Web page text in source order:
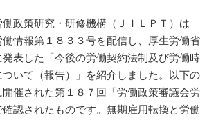
働政策研究・研修機構（ＪＩＬＰＴ）は
働情報第１８３３号を配信し、厚生労働省
表した「今後の労働契約法制及び労働時
いて（報告）」を紹介しました。以下の
催された第１８７回「労働政策審議会労
認されたものです。無期雇用転換と労働